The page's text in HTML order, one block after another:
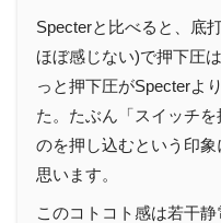
Specterと比べると、底
ほぼ感じない)で押下圧
っと押下圧がSpecterよ
た。たぶん「スイッチ
のを押し込むという印
思います。
このコトコト感は若干